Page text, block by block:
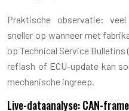
Praktische observatie:
sneller op wanneer met
op Technical Service Bulletins
reflash of ECU-update kan
mechanische ingreep.
Live-dataanalyse: CAN-